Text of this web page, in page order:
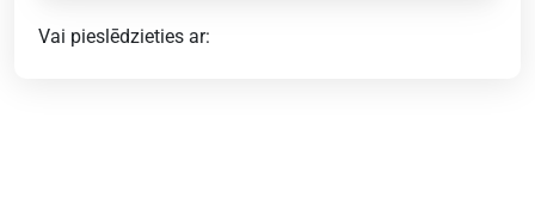
Vai pieslēdzieties ar: